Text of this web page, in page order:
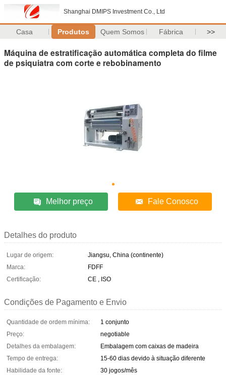
Shanghai DMIPS Investment Co., Ltd
Casa Produtos Quem Somos Fábrica >>
Máquina de estratificação automática completa do filme
de psiquiatra com corte e rebobinamento
Melhor preço Fale Conosco
Detalhes do produto
Lugar de origem:
Jiangsu, China (continente)
Marca:
FDFF
Certificação:
CE , ISO
Condições de Pagamento e Envio
Quantidade de ordem mínima:
1 conjunto
Preço:
negotiable
Detalhes da embalagem:
Embalagem com caixas de madeira
Tempo de entrega:
15-60 dias devido à situação diferente
Habilidade da fonte:
30 jogos/mês